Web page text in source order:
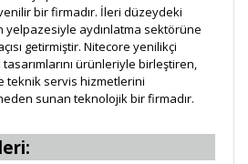
bir firmadır. İleri düzeydeki
yelpazesiyle aydınlatma sektörüne
getirmiştir. Nitecore yenilikçi
ürünleriyle birleştiren,
teknik servis hizmetlerini
sunan teknolojik bir firmadır.